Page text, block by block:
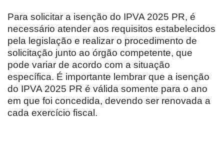
Para solicitar a isenção do IPVA 2025 PR, é
necessário atender aos requisitos estabelecidos
pela legislação e realizar o procedimento de
solicitação junto ao órgão competente, que
pode variar de acordo com a situação
específica. É importante lembrar que a isenção
do IPVA 2025 PR é válida somente para o ano
em que foi concedida, devendo ser renovada a
cada exercício fiscal.